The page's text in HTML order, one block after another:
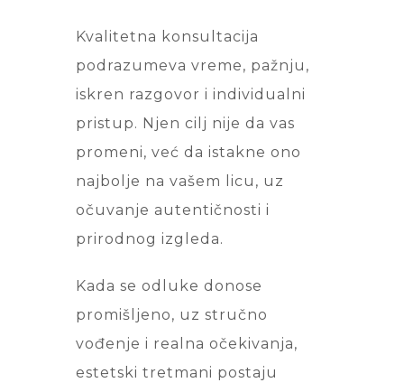
Kvalitetna konsultacija
podrazumeva vreme, pažnju,
iskren razgovor i individualni
pristup. Njen cilj nije da vas
promeni, već da istakne ono
najbolje na vašem licu, uz
očuvanje autentičnosti i
prirodnog izgleda.
Kada se odluke donose
promišljeno, uz stručno
vođenje i realna očekivanja,
estetski tretmani postaju